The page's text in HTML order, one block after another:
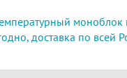
доставка по всей